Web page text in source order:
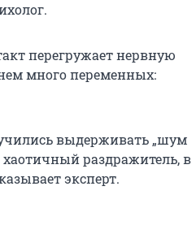
перегружает нервную
много переменных:
выдерживать „шум
раздражитель, в
эксперт.